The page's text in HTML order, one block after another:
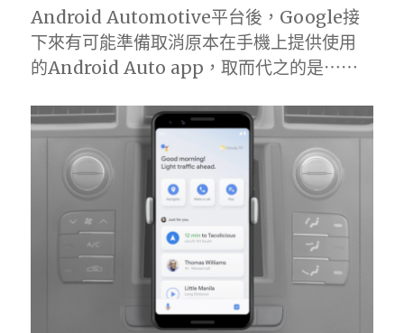
Android Automotive平台後，Google接
下來有可能準備取消原本在手機上提供使用
的Android Auto app，取而代之的是⋯⋯